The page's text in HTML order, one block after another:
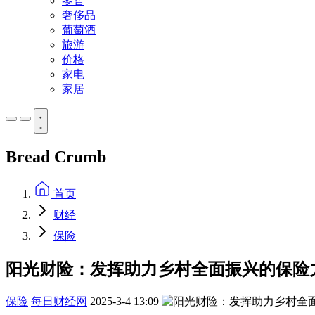
奢侈品
葡萄酒
旅游
价格
家电
家居
Bread Crumb
首页
财经
保险
阳光财险：发挥助力乡村全面振兴的保险
保险 每日财经网 2025-3-4 13:09